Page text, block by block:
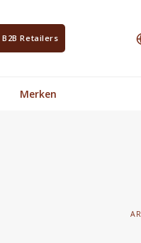
B2B Retailers
Merken